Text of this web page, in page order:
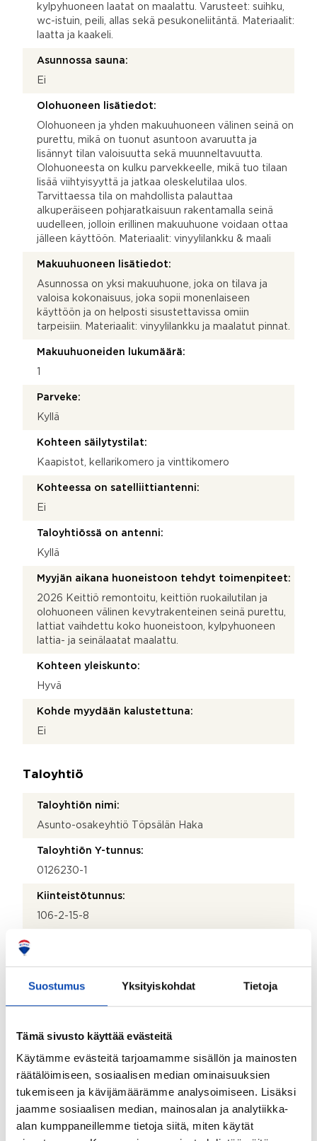
Suostumus Yksityiskohdat Tietoja
Tämä sivusto käyttää evästeitä
Käytämme evästeitä tarjoamamme sisällön ja mainosten
räätälöimiseen, sosiaalisen median ominaisuuksien
tukemiseen ja kävijämäärämme analysoimiseen. Lisäksi
jaamme sosiaalisen median, mainosalan ja analytiikka-
alan kumppaneillemme tietoja siitä, miten käytät
kylpyhuoneen laatat on maalattu. Varusteet: suihku,
wc-istuin, peili, allas sekä pesukoneliitäntä. Materiaalit:
laatta ja kaakeli.
Asunnossa sauna:
Ei
Olohuoneen lisätiedot:
Olohuoneen ja yhden makuuhuoneen välinen seinä on
purettu, mikä on tuonut asuntoon avaruutta ja
lisännyt tilan valoisuutta sekä muunneltavuutta.
Olohuoneesta on kulku parvekkeelle, mikä tuo tilaan
lisää viihtyisyyttä ja jatkaa oleskelutilaa ulos.
Tarvittaessa tila on mahdollista palauttaa
alkuperäiseen pohjaratkaisuun rakentamalla seinä
uudelleen, jolloin erillinen makuuhuone voidaan ottaa
jälleen käyttöön. Materiaalit: vinyylilankku & maali
Makuuhuoneen lisätiedot:
Asunnossa on yksi makuuhuone, joka on tilava ja
valoisa kokonaisuus, joka sopii monenlaiseen
käyttöön ja on helposti sisustettavissa omiin
tarpeisiin. Materiaalit: vinyylilankku ja maalatut pinnat.
Makuuhuoneiden lukumäärä:
Parveke:
Kyllä
Kohteen säilytystilat:
Kaapistot, kellarikomero ja vinttikomero
Kohteessa on satelliittiantenni:
Ei
Taloyhtiössä on antenni:
Kyllä
Myyjän aikana huoneistoon tehdyt toimenpiteet:
2026 Keittiö remontoitu, keittiön ruokailutilan ja
olohuoneen välinen kevytrakenteinen seinä purettu,
lattiat vaihdettu koko huoneistoon, kylpyhuoneen
lattia- ja seinälaatat maalattu.
Kohteen yleiskunto:
Hyvä
Kohde myydään kalustettuna:
Ei
Taloyhtiö
Taloyhtiön nimi:
Asunto-osakeyhtiö Töpsälän Haka
Taloyhtiön Y-tunnus:
0126230-1
Kiinteistötunnus:
106-2-15-8
Lisätietoja kiinteistönhoidosta:
Huoltoliike, KHS Viljava.
Isännöitsijätoimisto:
Isännöitsijän nimi:
Hannu Vihliä
Sähköposti: